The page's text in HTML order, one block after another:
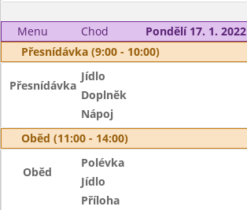
Menu Chod
Pondělí 17. 1. 2022
Přesnídávka (9:00 - 10:00)
Přesnídávka
Jídlo
Doplněk
Nápoj
Oběd (11:00 - 14:00)
Oběd
Polévka
Jídlo
Příloha